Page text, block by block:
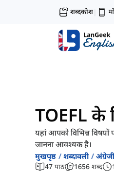
शब्दकोश|
TOEFL के
यहां आपको विभिन्न
जानना आवश्यक है।
मुखपृष्ठ शब्दावली
47 पाठ 1656 शब्द